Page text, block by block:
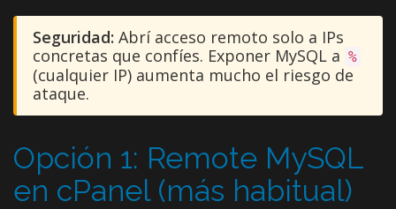
Seguridad: Abrí acceso remoto solo a IPs
concretas que confíes. Exponer MySQL a %
(cualquier IP) aumenta mucho el riesgo de
ataque.
Opción 1: Remote MySQL
en cPanel (más habitual)